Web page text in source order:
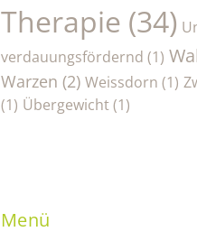
Therapie (34)
verdauungsfördernd (1)
Warzen (2) Weissdorn (1)
(1) Übergewicht(1)
Menü